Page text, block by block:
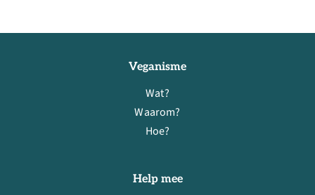
Veganisme
Wat?
Waarom?
Hoe?
Help mee